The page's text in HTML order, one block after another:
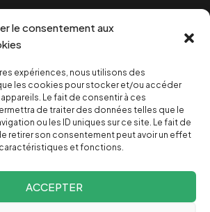
le consentement aux
expériences, nous utilisons des
les cookies pour stocker et/ou accéder
Le fait de consentir à ces
de traiter des données telles que le
ou les ID uniques sur ce site. Le fait de
retirer son consentement peut avoir un effet
et fonctions.
ACCEPTER
NOUS SOUTENIR
NOTRE NEWSLETTER